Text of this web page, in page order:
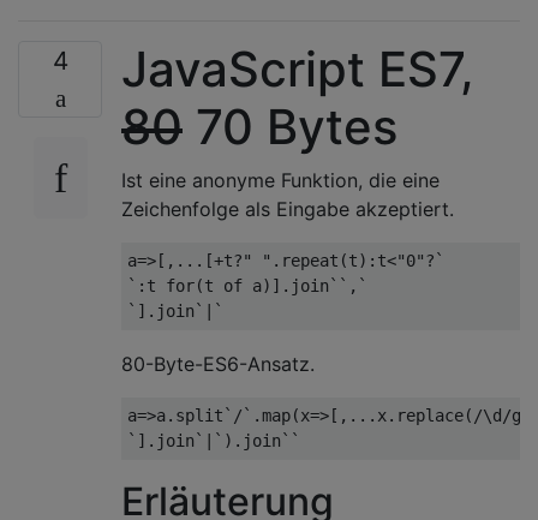
4
JavaScript ES7,
80 70 Bytes
Ist eine anonyme Funktion, die eine
Zeichenfolge als Eingabe akzeptiert.
a=>[,...[+t?" ".repeat(t):t<"0"?`
`:t for(t of a)].join``,`
80-Byte-ES6-Ansatz.
a=>a.split`/`.map(x=>[,...x.replace(/\d/
Erläuterung